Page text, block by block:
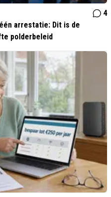
4
arrestatie: Dit is de
polderbeleid